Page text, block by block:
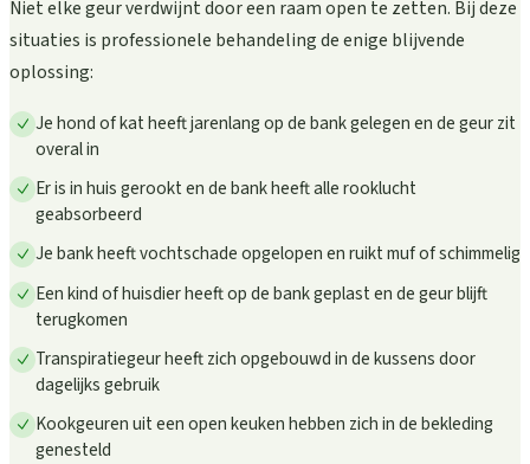
Niet elke geur verdwijnt door een raam open te zetten. Bij deze
situaties is professionele behandeling de enige blijvende
oplossing:
Je hond of kat heeft jarenlang op de bank gelegen en de geur zit
overal in
Er is in huis gerookt en de bank heeft alle rooklucht
geabsorbeerd
Je bank heeft vochtschade opgelopen en ruikt muf of schimmelig
Een kind of huisdier heeft op de bank geplast en de geur blijft
terugkomen
Transpiratiegeur heeft zich opgebouwd in de kussens door
dagelijks gebruik
Kookgeuren uit een open keuken hebben zich in de bekleding
genesteld